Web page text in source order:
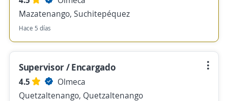
Mazatenango, Suchitepéquez
Hace 5 días
Supervisor / Encargado
4.5
Olmeca
Quetzaltenango, Quetzaltenango